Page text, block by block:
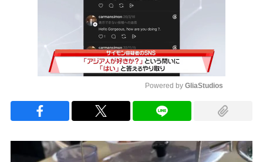
Powered by GliaStudios